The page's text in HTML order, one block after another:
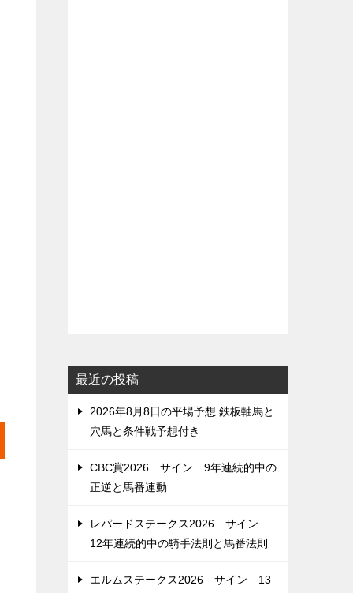
最近の投稿
2026年8月8日の平場予想 鉄板軸馬と
穴馬と条件戦予想付き
CBC賞2026 サイン 9年連続的中の
正逆と馬番連動
レパードステークス2026 サイン
12年連続的中の騎手法則と馬番法則
エルムステークス2026 サイン 13